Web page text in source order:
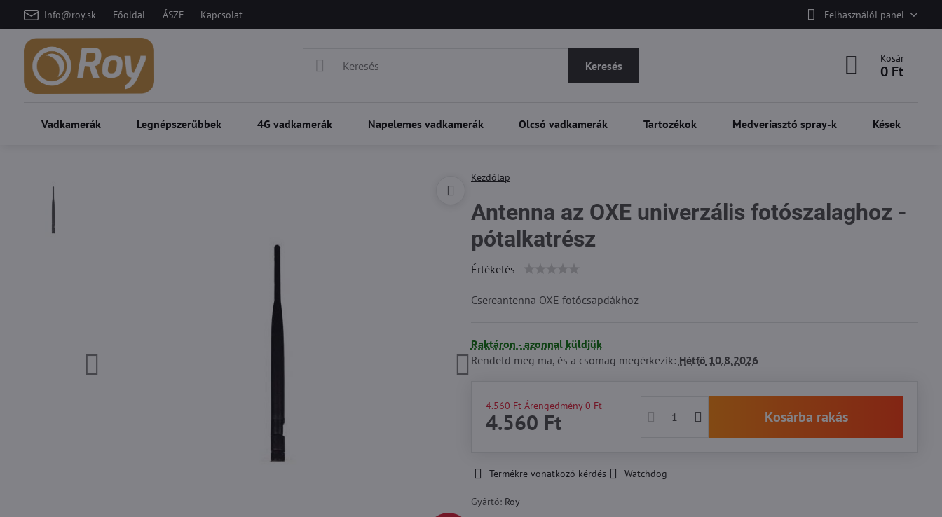
info@roy.sk Főoldal ÁSZF Kapcsolat Felhasználói panel
Keresés
Kosár
0 Ft
Vadkamerák Legnépszerűbbek 4G vadkamerák Napelemes vadkamerák Olcsó vadkamerák Tartozékok Medveriasztó spray-k Kések
Kezdőlap
Antenna az OXE univerzális fotószalaghoz -
pótalkatrész
Értékelés
Csereantenna OXE fotócsapdákhoz
Raktáron - azonnal küldjük
Rendeld meg ma, és a csomag megérkezik: Hétfő 10.8.2026
4.560 Ft Árengedmény 0 Ft
4.560 Ft Kosárba rakás
Termékre vonatkozó kérdés Watchdog
Gyártó: Roy